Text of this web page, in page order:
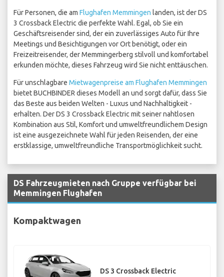
Für Personen, die am Flughafen Memmingen landen, ist der DS
3 Crossback Electric die perfekte Wahl. Egal, ob Sie ein
Geschäftsreisender sind, der ein zuverlässiges Auto für Ihre
Meetings und Besichtigungen vor Ort benötigt, oder ein
Freizeitreisender, der Memmingerberg stilvoll und komfortabel
erkunden möchte, dieses Fahrzeug wird Sie nicht enttäuschen.
Für unschlagbare Mietwagenpreise am Flughafen Memmingen
bietet BUCHBINDER dieses Modell an und sorgt dafür, dass Sie
das Beste aus beiden Welten - Luxus und Nachhaltigkeit -
erhalten. Der DS 3 Crossback Electric mit seiner nahtlosen
Kombination aus Stil, Komfort und umweltfreundlichem Design
ist eine ausgezeichnete Wahl für jeden Reisenden, der eine
erstklassige, umweltfreundliche Transportmöglichkeit sucht.
DS Fahrzeugmieten nach Gruppe verfügbar bei
Memmingen Flughafen
Kompaktwagen
DS 3 Crossback Electric